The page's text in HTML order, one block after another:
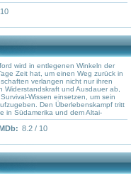
wird in entlegenen Winkeln der
Zeit hat, um einen Weg zurück in
verlangen nicht nur ihren
und Ausdauer ab,
Wissen einsetzen, um sein
Den Überlebenskampf tritt
in Südamerika und dem Altai-
8.2 / 10